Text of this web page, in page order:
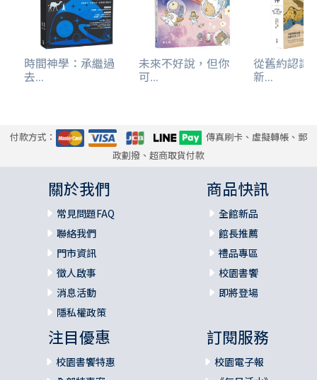
時間神學：承繼過
去...
未來不好說，但你
可...
從舊約認識
新...
付款方式：
傳真刷卡、虛擬轉帳、郵
政劃撥、超商取貨付款
關於我們
常見問題FAQ
聯絡我們
門市資訊
徵人啟事
消息活動
隱私權政策
商品快訊
全館新品
館長推薦
禮品專區
校園書饗
即將登場
注目優惠
校園書饗特惠
訂閱服務
校園電子報